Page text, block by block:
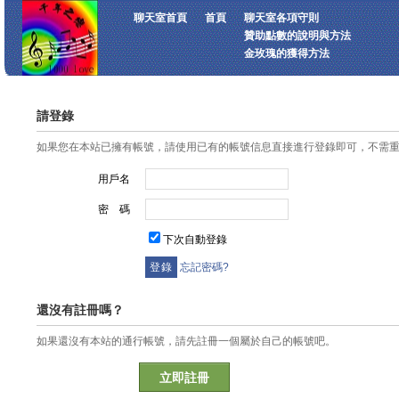
聊天室首頁 首頁
聊天室各項守則
贊助點數的說明與方法
金玫瑰的獲得方法
請登錄
如果您在本站已擁有帳號，請使用已有的帳號信息直接進行登錄即可，不需
用戶名
密 碼
下次自動登錄
忘記密碼?
還沒有註冊嗎？
如果還沒有本站的通行帳號，請先註冊一個屬於自己的帳號吧。
立即註冊